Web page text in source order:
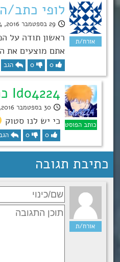
לופי כתב/
29 בספטמבר 2016, 22:24
ראשון תודה על
אתם מוצעים את
0
0 הגב
Ido4224 כתב/ה:
30 בספטמבר 2016, 15:28
כי יש לנו סטוק
0
0
כתיבת תגובה